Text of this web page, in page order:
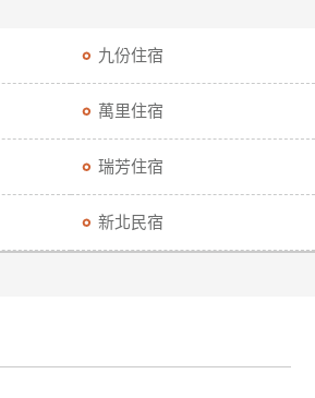
九份住宿
萬里住宿
瑞芳住宿
新北民宿